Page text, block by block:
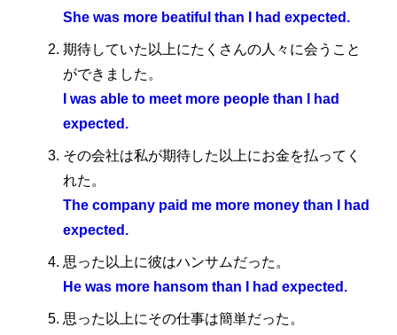
She was more beatiful than I had expected.
期待していた以上にたくさんの人々に会うこと
ができました。
I was able to meet more people than I had
expected.
その会社は私が期待した以上にお金を払ってく
れた。
The company paid me more money than I had
expected.
思った以上に彼はハンサムだった。
He was more hansom than I had expected.
思った以上にその仕事は簡単だった。